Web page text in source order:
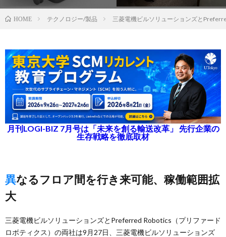
HOME テクノロジー/製品 三菱電機ビルソリューションズと
月刊LOGI-BIZ 7月号は「未来を創る輸送改革」 先行企業の
生存戦略を徹底取材
異なるフロア間を行き来可能、稼働範囲拡
大
三菱電機ビルソリューションズとPreferred Robotics（プリファード
ロボティクス）の両社は9月27日、三菱電機ビルソリューションズ